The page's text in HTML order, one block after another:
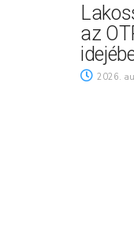
az
2026.